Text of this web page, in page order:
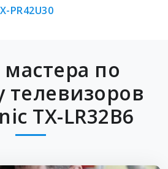
PR42U30
по
телевизоров
TX-LR32B6